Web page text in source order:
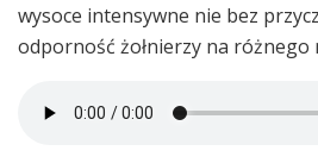
wysoce intensywne nie bez
odporność żołnierzy na różnego